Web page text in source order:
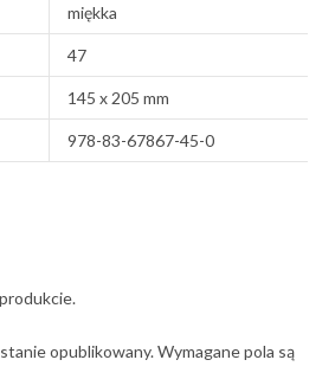
miękka
47
145 x 205 mm
978-83-67867-45-0
opublikowany. Wymagane pola są